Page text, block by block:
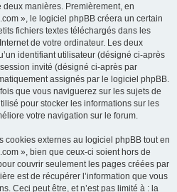
manières. Premièrement, en
», le logiciel phpBB créera un certain
fichiers textes téléchargés dans les
de votre ordinateur. Les deux
identifiant utilisateur (désigné ci-après
invité (désigné ci-après par
assignés par le logiciel phpBB.
que vous naviguerez sur les sujets de
pour stocker les informations sur les
votre navigation sur le forum.
cookies externes au logiciel phpBB tout en
», bien que ceux-ci soient hors de
couvrir seulement les pages créées par
est de récupérer l’information que vous
Ceci peut être, et n’est pas limité à : la